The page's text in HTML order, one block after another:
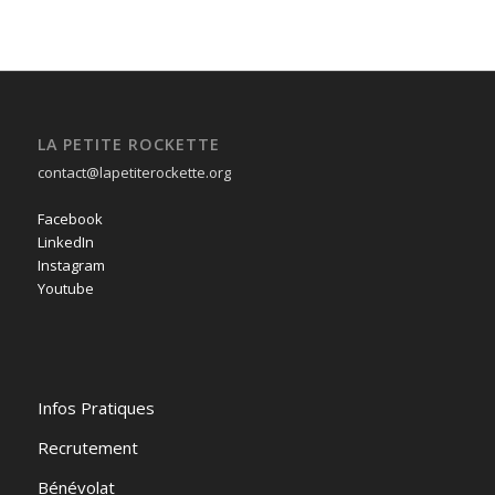
LA PETITE ROCKETTE
contact@lapetiterockette.org
Facebook
LinkedIn
Instagram
Youtube
Infos Pratiques
Recrutement
Bénévolat